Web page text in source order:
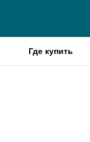
Где купить